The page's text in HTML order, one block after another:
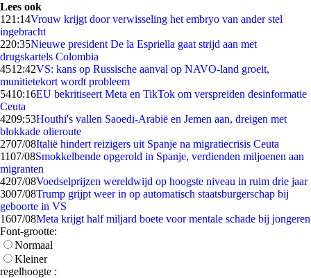
Lees ook
1 21:14Vrouw krijgt door verwisseling het embryo van ander stel
ingebracht
220:35Nieuwe president De la Espriella gaat strijd aan met
drugskartels Colombia
4512:42VS: kans op Russische aanval op NAVO-land groeit,
munitietekort wordt probleem
5410:16EU bekritiseert Meta en TikTok om verspreiden desinformatie
Ceuta
4209:53Houthi's vallen Saoedi-Arabië en Jemen aan, dreigen met
blokkade olieroute
2707/08Italië hindert reizigers uit Spanje na migratiecrisis Ceuta
1107/08Smokkelbende opgerold in Spanje, verdienden miljoenen aan
migranten
4207/08Voedselprijzen wereldwijd op hoogste niveau in ruim drie jaar
3007/08Trump grijpt weer in op automatisch staatsburgerschap bij
geboorte in VS
1607/08Meta krijgt half miljard boete voor mentale schade bij jongeren
Font-grootte:
Normaal
Kleiner
regelhoogte :